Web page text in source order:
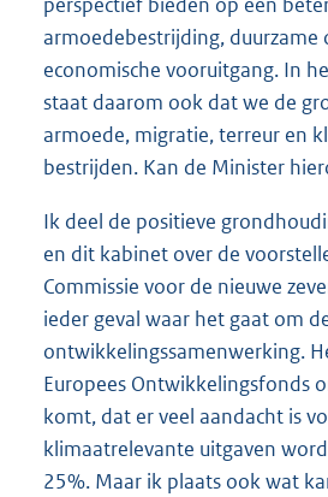
armoedebestrijding, duurzame
economische vooruitgang. In
staat daarom ook dat we de
armoede, migratie, terreur en
bestrijden. Kan de Minister
Ik deel de positieve
en dit kabinet over de
Commissie voor de nieuwe
ieder geval waar het gaat om
ontwikkelingssamenwerking.
Europees Ontwikkelingsfonds
komt, dat er veel aandacht is
klimaatrelevante uitgaven
25%. Maar ik plaats ook wat